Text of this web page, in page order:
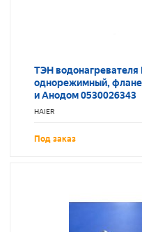
ТЭН водонагревателя
однорежимный,
и Анодом 0530026343
HAIER
Под заказ